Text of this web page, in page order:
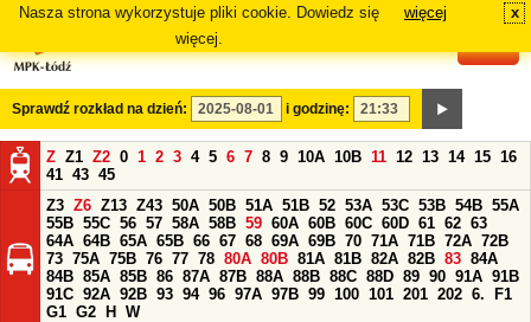
Nasza strona wykorzystuje pliki cookie. Dowiedz się
więcej.
więcej x
Sprawdź rozkład na dzień: i godzinę:
Z Z1 Z2 0 1 2 3 4 5 6 7 8 9 10A 10B 11 12 13 14 15 16
41 43 45
Z3 Z6 Z13 Z43 50A 50B 51A 51B 52 53A 53C 53B 54B 55A
55B 55C 56 57 58A 58B 59 60A 60B 60C 60D 61 62 63
64A 64B 65A 65B 66 67 68 69A 69B 70 71A 71B 72A 72B
73 75A 75B 76 77 78 80A 80B 81A 81B 82A 82B 83 84A
84B 85A 85B 86 87A 87B 88A 88B 88C 88D 89 90 91A 91B
91C 92A 92B 93 94 96 97A 97B 99 100 101 201 202 6.
F1
G1 G2 H
W